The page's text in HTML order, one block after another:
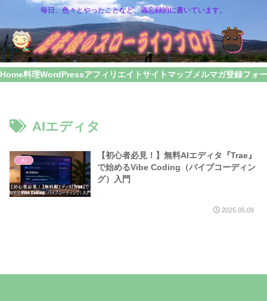
毎日、色々とやったことなど、備忘録的に書いています。
Home料理WordPressアフィリエイトサイトマップメルマガ登録フォ
AIエディタ
AI
【初心者必見！】無料AIエディタ『Trae』
で始めるVibe Coding（バイブコーディン
グ）入門
2025.05.09